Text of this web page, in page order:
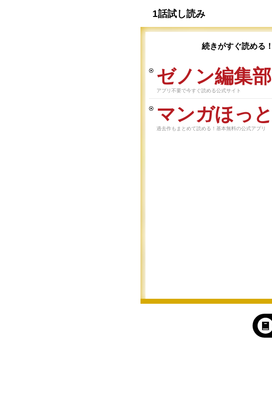
1話試し読み
続きがすぐ読める！
ゼノン編集部
アプリ不要で今すぐ読める公式サイト
マンガほっと
過去作もまとめて読める！基本無料の公式アプリ